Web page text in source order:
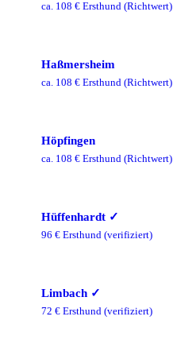
ca. 108 € Ersthund (Richtwert)
Haßmersheim
ca. 108 € Ersthund (Richtwert)
Höpfingen
ca. 108 € Ersthund (Richtwert)
Hüffenhardt ✓
96 € Ersthund (verifiziert)
Limbach ✓
72 € Ersthund (verifiziert)